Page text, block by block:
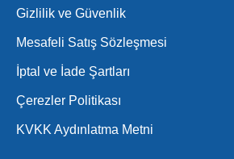
Gizlilik ve Güvenlik
Mesafeli Satış Sözleşmesi
İptal ve İade Şartları
Çerezler Politikası
KVKK Aydınlatma Metni